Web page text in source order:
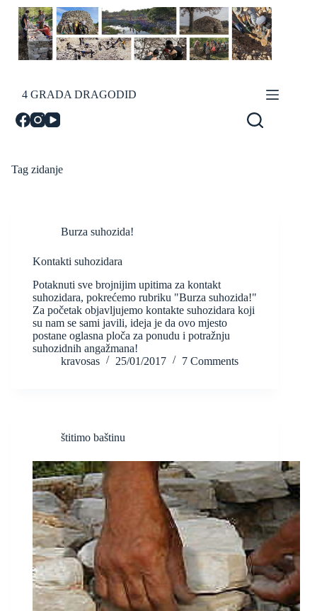
Skip
content
4 GRADA DRAGODID
Tag zidanje
Burza suhozida!
Kontakti suhozidara
Potaknuti sve brojnijim upitima za kontakt
suhozidara, pokrećemo rubriku "Burza suhozida!"
Za početak objavljujemo kontakte suhozidara koji
su nam se sami javili, ideja je da ovo mjesto
postane oglasna ploča za ponudu i potražnju
suhozidnih angažmana!
kravosas
25/01/2017 7 Comments
štitimo baštinu